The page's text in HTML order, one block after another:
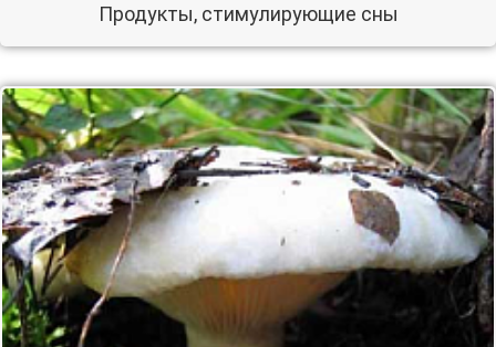
Продукты, стимулирующие сны